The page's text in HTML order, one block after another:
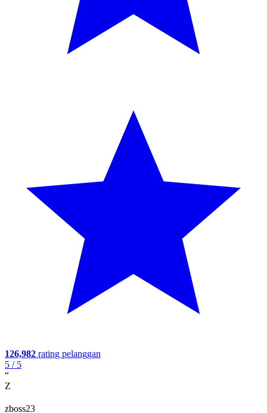
126,982 rating pelanggan
5 / 5
“
Z
zboss23